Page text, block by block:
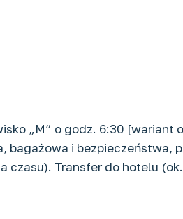
„M” o godz. 6:30 [wariant
i bezpieczeństwa,
czasu). Transfer do hotelu